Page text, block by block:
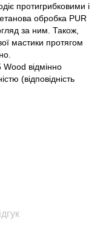
протигрибковими і
обробка PUR
за ним. Також,
мастики протягом
відмінно
(відповідність